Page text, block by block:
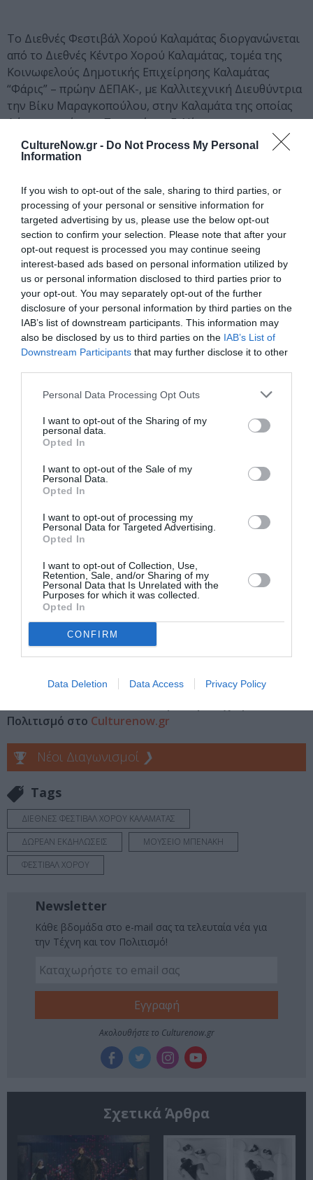
CultureNow.gr - Do Not Process My Personal
Information
If you wish to opt-out of the sale, sharing to third parties, or
processing of your personal or sensitive information for
targeted advertising by us, please use the below opt-out
section to confirm your selection. Please note that after your
opt-out request is processed you may continue seeing
interest-based ads based on personal information utilized by
us or personal information disclosed to third parties prior to
your opt-out. You may separately opt-out of the further
disclosure of your personal information by third parties on the
IAB’s list of downstream participants. This information may
also be disclosed by us to third parties on the IAB’s List of
Downstream Participants that may further disclose it to other
Personal Data Processing Opt Outs
I want to opt-out of the Sharing of my
personal data.
Opted In
I want to opt-out of the Sale of my
Personal Data.
Opted In
I want to opt-out of processing my
Personal Data for Targeted Advertising.
Opted In
I want to opt-out of Collection, Use,
Retention, Sale, and/or Sharing of my
Personal Data that Is Unrelated with the
Purposes for which it was collected.
Opted In
CONFIRM
Data Deletion Data Access Privacy Policy
Το Διεθνές Φεστιβάλ Χορού Καλαμάτας διοργανώνεται
από το Διεθνές Κέντρο Χορού Καλαμάτας, τομέα της
Κοινωφελούς Δημοτικής Επιχείρησης Καλαμάτας
“Φάρις” – πρώην ΔΕΠΑΚ-, με Καλλιτεχνική Διευθύντρια
την Βίκυ Μαραγκοπούλου, στην Καλαμάτα της οποίας
Δήμαρχος είναι ο Παναγιώτης Ε. Νίκας.
Για την ιστορία, την προσφορά και τις δράσεις του
του Μουσείου Μπενάκη θα μιλήσουν: οΓιώργος
Λούκος,Καλλιτεχνικός Διευθυντής του Φεστιβάλ
Αθηνών και Επιδαύρου – Τιμητικό Μέλος του Διεθνούς
Κέντρου Χορού Καλαμάτας, οΘάνος Μικρούτσικος
Συνθέτης, οΣταύρος Μπένος , Πρόεδρος του
Σωματείου «Διάζωμα», οΔημήτρης Παπαϊωάννου,
Χορογράφος-Τιμητικό Μέλος του Διεθνούς Φεστιβάλ
Χορού Καλαμάτας, και ηΒίκυ Μαραγκοπούλου,
Διευθύντρια του Διεθνούς Κέντρου Χορού Καλαμάτας.
Την εκδήλωση θα προλογίσει οΆγγελος
Δεληβορριάς, Διευθυντής του Μουσείου Μπενάκη.
Nelly’s. Σώμα και Χορός» σε σκηνοθεσία
Τάκη
Χατζόπουλου-cinetic. Το υλικό αυτό προέρχεται από
την ομότιτλη έκθεση φωτογραφίας που είχε
πραγματοποιηθεί κατά την διάρκεια του 3ου Διεθνούς
Φεστιβάλ Χορού Καλαμάτας σε συνεργασία με το
Μουσείο Μπενάκη.
Ταυτότητα
ΑθήναΗμερομηνία: Παρασκευή 16 Μαΐου 2014,
Είσοδος ελεύθερηΠληροφορίες:Τηλ.: 210
3671000www.benaki.gr
Ακολουθήστε το Culturenow.gr στοGoogle Newsκαι
Πολιτισμό στο Culturenow.gr
Νέοι Διαγωνισμοί ❯
Tags
ΔΙΕΘΝΕΣ ΦΕΣΤΙΒΑΛ ΧΟΡΟΥ ΚΑΛΑΜΑΤΑΣ
ΔΩΡΕΑΝ ΕΚΔΗΛΩΣΕΙΣ
ΜΟΥΣΕΙΟ ΜΠΕΝΑΚΗ
ΦΕΣΤΙΒΑΛ ΧΟΡΟΥ
Newsletter
Κάθε βδομάδα στο e-mail σας τα τελευταία νέα για
την Τέχνη και τον Πολιτισμό!
Ακολουθήστε το Culturenow.gr
Σχετικά Άρθρα